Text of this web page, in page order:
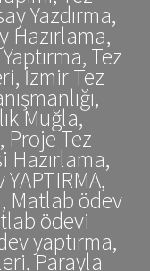
Yazdırma,
Hazırlama,
Tez
İzmir Tez
Muğla,
Proje Tez
Hazırlama,
Matlab ödev
ödevi
yaptırma,
Parayla